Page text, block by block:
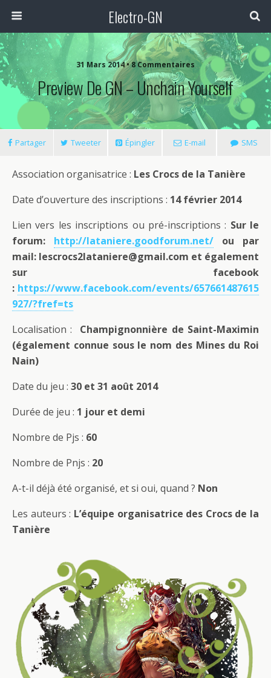
Electro-GN
31 Mars 2014 • 8 Commentaires
Preview De GN – Unchain Yourself
Partager Tweeter Épingler E-mail SMS
Association organisatrice : Les Crocs de la Tanière
Date d’ouverture des inscriptions : 14 février 2014
Lien vers les inscriptions ou pré-inscriptions : Sur le
forum: http://lataniere.goodforum.net/ ou par
mail: lescrocs2lataniere@gmail.com et également
sur facebook
: https://www.facebook.com/events/657661487615
927/?fref=ts
Localisation : Champignonnière de Saint-Maximin
(également connue sous le nom des Mines du Roi
Nain)
Date du jeu : 30 et 31 août 2014
Durée de jeu : 1 jour et demi
Nombre de Pjs : 60
Nombre de Pnjs : 20
A-t-il déjà été organisé, et si oui, quand ? Non
Les auteurs : L’équipe organisatrice des Crocs de la
Tanière